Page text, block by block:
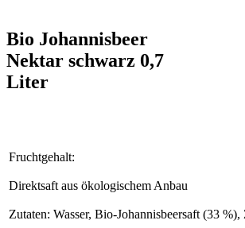
Bio Johannisbeer
Nektar schwarz 0,7
Liter
Fruchtgehalt:
Direktsaft aus ökologischem Anbau
Zutaten: Wasser, Bio-Johannisbeersaft (33 %),